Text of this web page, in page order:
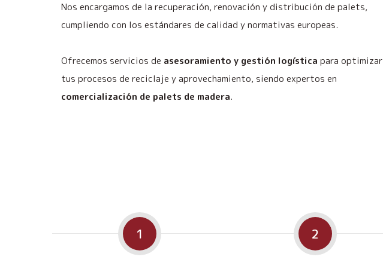
Nos encargamos de la recuperación, renovación y distribución de palets,
cumpliendo con los estándares de calidad y normativas europeas.
Ofrecemos servicios de asesoramiento y gestión logística para optimizar
tus procesos de reciclaje y aprovechamiento, siendo expertos en
comercialización de palets de madera.
1 2